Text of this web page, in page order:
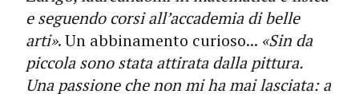
e seguendo corsi all’accademia di belle
arti». Un abbinamento curioso... «Sin da
piccola sono stata attirata dalla pittura.
Una passione che non mi ha mai lasciata: a